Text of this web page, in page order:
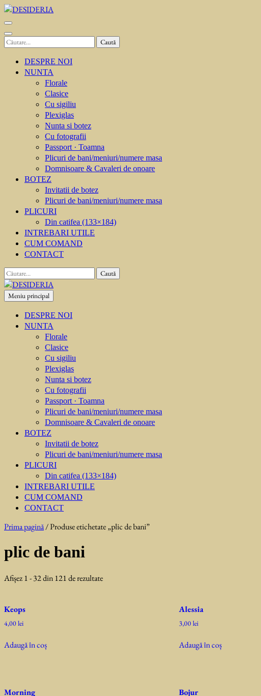
Sari
la
conținut
(apasă
Caută
DESPRE NOI
NUNTA
Florale
Clasice
Cu sigiliu
Plexiglas
Nunta si botez
Cu fotografii
Passport · Toamna
Plicuri de bani/meniuri/numere masa
Domnisoare & Cavaleri de onoare
BOTEZ
Invitatii de botez
Plicuri de bani/meniuri/numere masa
PLICURI
Din catifea (133×184)
INTREBARI UTILE
CUM COMAND
CONTACT
Caută
după:
DESIDERIA
Creator de invitati
Meniu principal
DESPRE NOI
NUNTA
Florale
Clasice
Cu sigiliu
Plexiglas
Nunta si botez
Cu fotografii
Passport · Toamna
Plicuri de bani/meniuri/numere masa
Domnisoare & Cavaleri de onoare
BOTEZ
Invitatii de botez
Plicuri de bani/meniuri/numere masa
PLICURI
Din catifea (133×184)
INTREBARI UTILE
CUM COMAND
CONTACT
Prima pagină/ Produse etichetate „plic de bani”
plic de bani
Afișez 1 - 32 din 121 de rezultateSortat
Keops
4,00lei
Adaugă în coș
Alessia
3,00lei
Adaugă în coș
Morning Bojur